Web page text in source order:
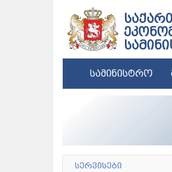
სამინისტრო
სერვისები